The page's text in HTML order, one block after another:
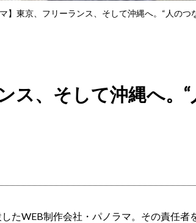
マ】東京、フリーランス、そして沖縄へ。“人の
ス、そして沖縄へ。
たWEB制作会社・パノラマ。その責任